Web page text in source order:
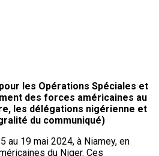
les Opérations Spéciales et
des forces américaines au
les délégations nigérienne et
du communiqué)
19 mai 2024, à Niamey, en
du Niger. Ces